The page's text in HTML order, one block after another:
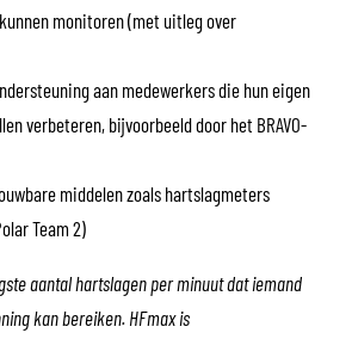
monitoren (met uitleg over
aan medewerkers die hun eigen
verbeteren, bijvoorbeeld door het BRAVO-
middelen zoals hartslagmeters
Team 2)
aantal hartslagen per minuut dat iemand
kan bereiken. HFmax is